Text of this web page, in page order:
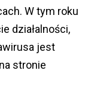
W tym roku
działalności,
jest
stronie